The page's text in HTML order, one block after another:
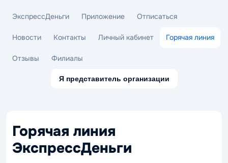
ЭкспрессДеньги Приложение Отписаться
Новости Контакты Личный кабинет Горячая линия
Отзывы Филиалы
Я представитель организации
Горячая линия
ЭкспрессДеньги